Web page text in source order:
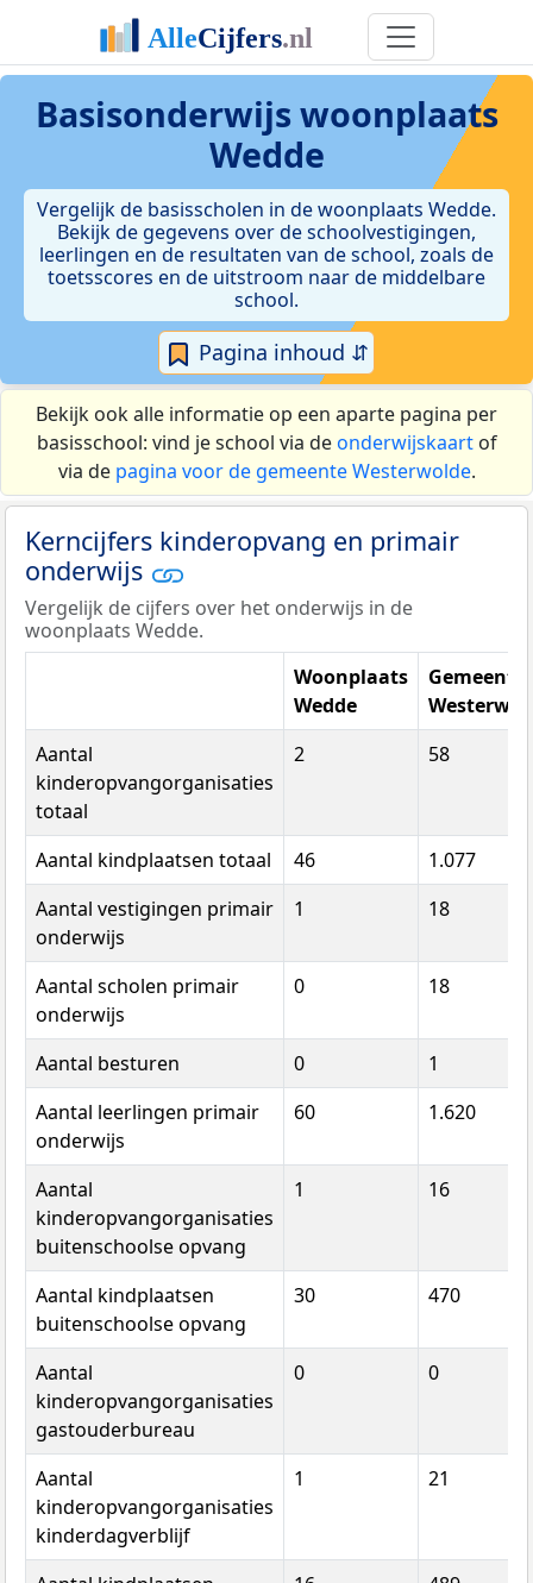
Basisonderwijs woonplaats
Wedde
Vergelijk de basisscholen in de woonplaats Wedde.
Bekijk de gegevens over de schoolvestigingen,
leerlingen en de resultaten van de school, zoals de
toetsscores en de uitstroom naar de middelbare
school.
Pagina inhoud ⇵
Bekijk ook alle informatie op een aparte pagina per
basisschool: vind je school via deonderwijskaartof
via de pagina voor de gemeente Westerwolde.
Kerncijfers kinderopvang en primair
onderwijs
Vergelijk de cijfers over het onderwijs in de
woonplaats Wedde.
Woonplaats
Wedde
Gemeente
Aantal
kinderopvangorganisaties
totaal
2 58
Aantal kindplaatsen totaal 46
1.077
Aantal vestigingen primair
onderwijs
1 18
Aantal scholen primair
onderwijs
0 18
Aantal besturen 0
1
Aantal leerlingen primair
onderwijs
60 1.620
Aantal
kinderopvangorganisaties
buitenschoolse opvang
1 16
Aantal kindplaatsen
buitenschoolse opvang
30 470
Aantal
kinderopvangorganisaties
gastouderbureau
0 0
Aantal
kinderopvangorganisaties
kinderdagverblijf
1 21